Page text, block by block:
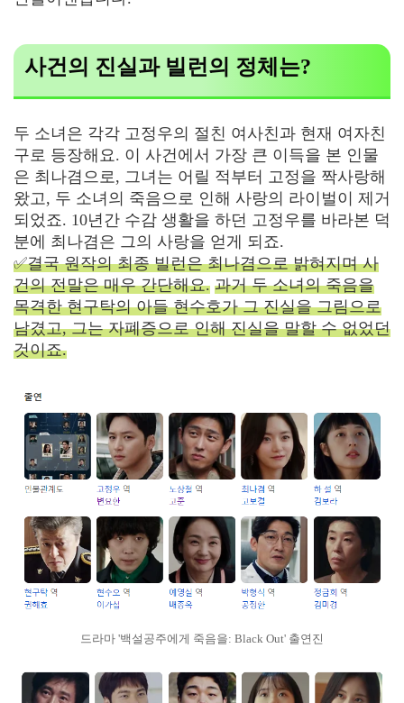
사건의 진실과 빌런의 정체는?
두 소녀은 각각 고정우의 절친 여사친과 현재 여자친
구로 등장해요. 이 사건에서 가장 큰 이득을 본 인물
은 최나겸으로, 그녀는 어릴 적부터 고정을 짝사랑해
왔고, 두 소녀의 죽음으로 인해 사랑의 라이벌이 제거
되었죠. 10년간 수감 생활을 하던 고정우를 바라본 덕
분에 최나겸은 그의 사랑을 얻게 되죠.
✅결국 원작의 최종 빌런은 최나겸으로 밝혀지며 사
건의 전말은 매우 간단해요. 과거 두 소녀의 죽음을
목격한 현구탁의 아들 현수호가 그 진실을 그림으로
남겼고, 그는 자폐증으로 인해 진실을 말할 수 없었던
것이죠.
드라마 '백설공주에게 죽음을: Black Out' 출연진